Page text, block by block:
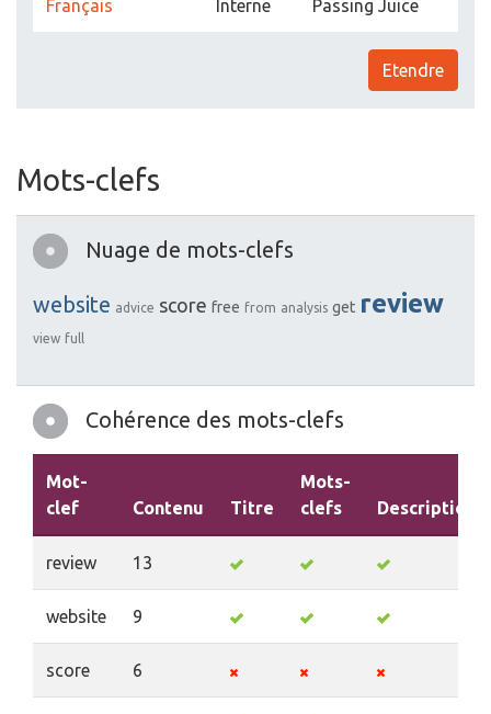
Français Interne Passing Juice
Etendre
Mots-clefs
Nuage de mots-clefs
website advice score free from analysis get review
view full
Cohérence des mots-clefs
Mot-
clef
Contenu Titre
Mots-
clefs
Description
review 13
website 9
score 6